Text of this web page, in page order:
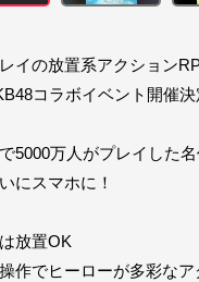
イの放置系アクション
コラボイベント開催
5000万人がプレイした
にスマホに！
放置OK
作でヒーローが多彩な